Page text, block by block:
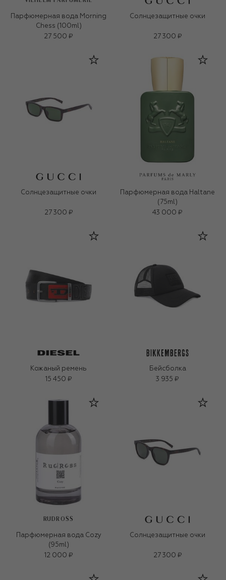
Парфюмерная вода Morning
Chess (100ml)
27 500 ₽
Солнцезащитные очки
27 300 ₽
Солнцезащитные очки
27 300 ₽
Парфюмерная вода Haltane
(75ml)
43 000 ₽
Кожаный ремень
15 450 ₽
Бейсболка
3 935 ₽
RUDROSS
Парфюмерная вода Cozy
(95ml)
12 000 ₽
Солнцезащитные очки
27 300 ₽